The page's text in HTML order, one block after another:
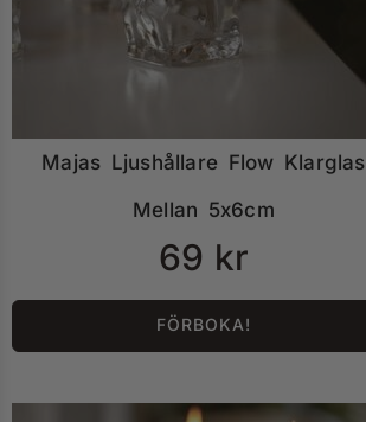
Majas Ljushållare Flow Klarglas
Mellan 5x6cm
69 kr
FÖRBOKA!